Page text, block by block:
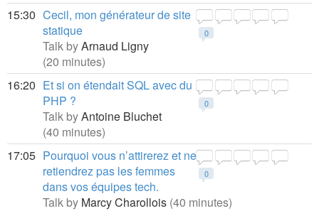
15:30
0
Cecil, mon générateur de site
statique
Talk byArnaud Ligny
(20 minutes)
16:20
0
Et si on étendait SQL avec du
PHP ?
Talk byAntoine Bluchet
(40 minutes)
17:05
0
Pourquoi vous n’attirerez et ne
retiendrez pas les femmes
dans vos équipes tech.
Talk by Marcy Charollois (40 minutes)